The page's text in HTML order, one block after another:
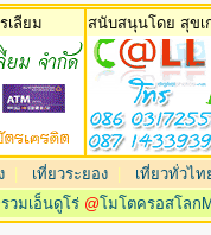
เลียม สนับสนุนโดย สุข
เที่ยวระยอง เที่ยวทั่วไท
รวมเอ็นดูโร่ @โมโตครอสโลก